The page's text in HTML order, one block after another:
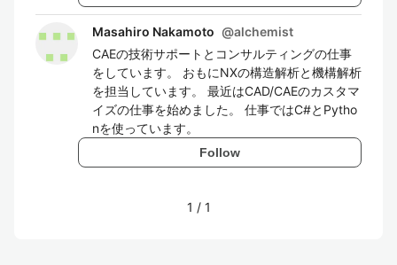
Masahiro Nakamoto @alchemist
CAEの技術サポートとコンサルティングの仕事
をしています。 おもにNXの構造解析と機構解析
を担当しています。 最近はCAD/CAEのカスタマ
イズの仕事を始めました。 仕事ではC#とPytho
nを使っています。
Follow
1 / 1